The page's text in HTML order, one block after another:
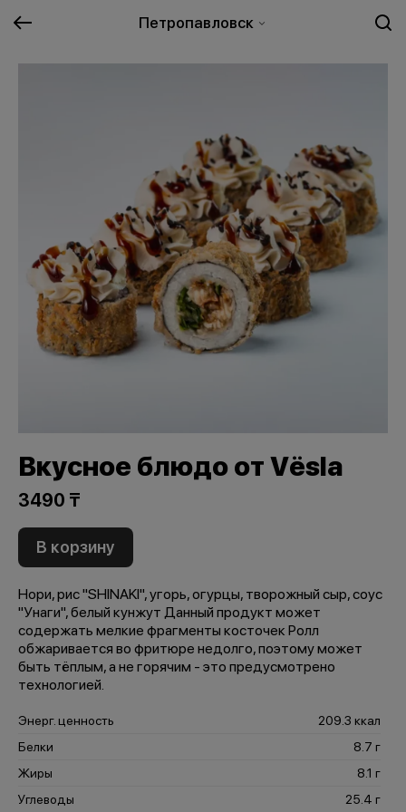
Петропавловск
Вкусное блюдо от Vёsla
3490 ₸
В корзину
Нори, рис "SHINAKI", угорь, огурцы, творожный сыр, соус
"Унаги", белый кунжут Данный продукт может
содержать мелкие фрагменты косточек Ролл
обжаривается во фритюре недолго, поэтому может
быть тёплым, а не горячим - это предусмотрено
технологией.
Энерг. ценность
209.3 ккал
Белки
8.7 г
Жиры
8.1 г
Углеводы
25.4 г